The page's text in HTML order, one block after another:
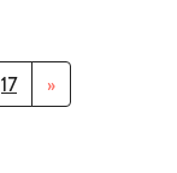
17 »